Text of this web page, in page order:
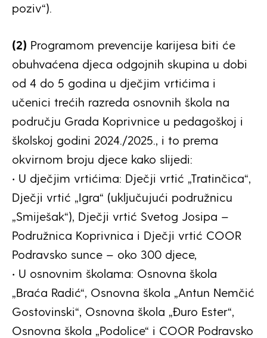
poziv“).
(2) Programom prevencije karijesa biti će
obuhvaćena djeca odgojnih skupina u dobi
od 4 do 5 godina u dječjim vrtićima i
učenici trećih razreda osnovnih škola na
području Grada Koprivnice u pedagoškoj i
školskoj godini 2024./2025., i to prema
okvirnom broju djece kako slijedi:
• U dječjim vrtićima: Dječji vrtić „Tratinčica“,
Dječji vrtić „Igra“ (uključujući podružnicu
„Smiješak“), Dječji vrtić Svetog Josipa –
Podružnica Koprivnica i Dječji vrtić COOR
Podravsko sunce – oko 300 djece,
• U osnovnim školama: Osnovna škola
„Braća Radić“, Osnovna škola „Antun Nemčić
Gostovinski“, Osnovna škola „Đuro Ester“,
Osnovna škola „Podolice“ i COOR Podravsko